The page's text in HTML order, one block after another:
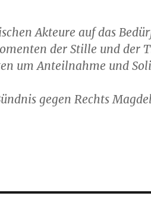
Akteure auf das
der Stille und der
um Anteilnahme und
gegen Rechts